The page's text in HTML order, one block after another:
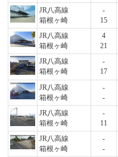
JR八高線
箱根ヶ崎
-
15
JR八高線
箱根ヶ崎
4
21
JR八高線
箱根ヶ崎
-
17
JR八高線
箱根ヶ崎
-
-
JR八高線
箱根ヶ崎
-
11
JR八高線
箱根ヶ崎
-
-